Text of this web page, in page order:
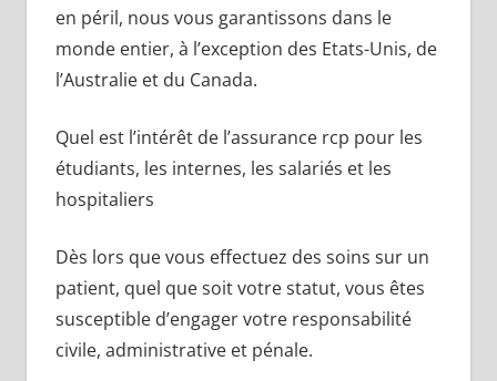
en péril, nous vous garantissons dans le
monde entier, à l’exception des Etats-Unis, de
l’Australie et du Canada.
Quel est l’intérêt de l’assurance rcp pour les
étudiants, les internes, les salariés et les
hospitaliers
Dès lors que vous effectuez des soins sur un
patient, quel que soit votre statut, vous êtes
susceptible d’engager votre responsabilité
civile, administrative et pénale.